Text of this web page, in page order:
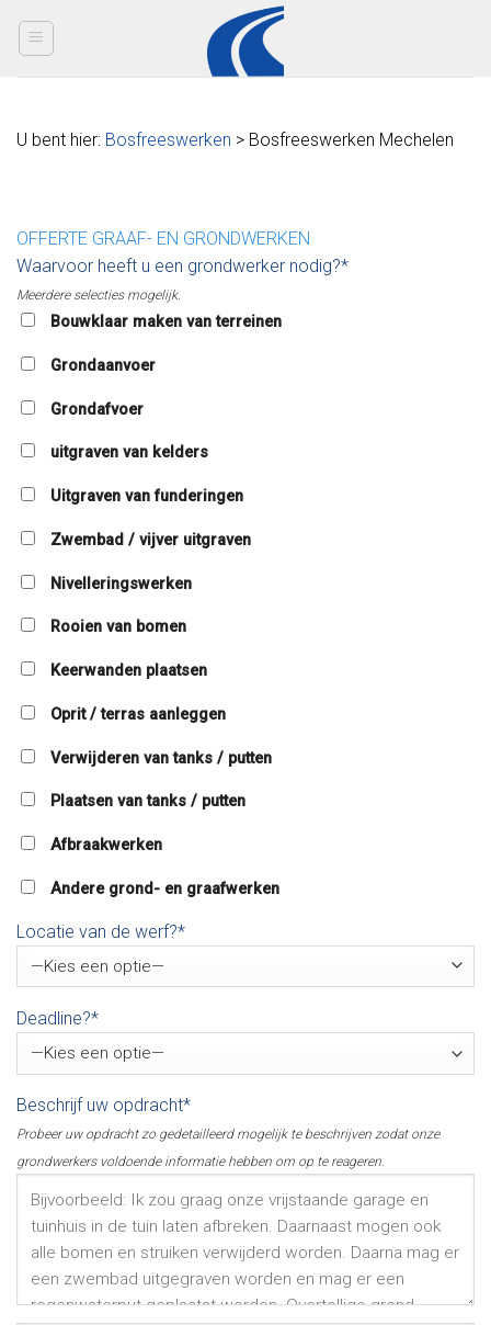
U bent hier: Bosfreeswerken > Bosfreeswerken Mechelen
OFFERTE GRAAF- EN GRONDWERKEN
Waarvoor heeft u een grondwerker nodig?*
Meerdere selecties mogelijk.
Bouwklaar maken van terreinen
Grondaanvoer
Grondafvoer
uitgraven van kelders
Uitgraven van funderingen
Zwembad / vijver uitgraven
Nivelleringswerken
Rooien van bomen
Keerwanden plaatsen
Oprit / terras aanleggen
Verwijderen van tanks / putten
Plaatsen van tanks / putten
Afbraakwerken
Andere grond- en graafwerken
Locatie van de werf?*
Deadline?*
Beschrijf uw opdracht*
Probeer uw opdracht zo gedetailleerd mogelijk te beschrijven zodat onze
grondwerkers voldoende informatie hebben om op te reageren.